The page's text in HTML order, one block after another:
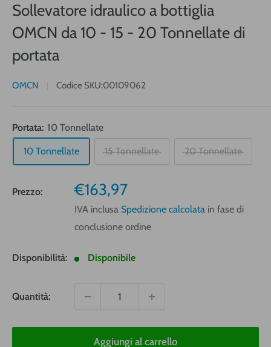
Sollevatore idraulico a bottiglia
OMCN da 10 - 15 - 20 Tonnellate di
portata
OMCN Codice SKU:00109062
Portata: 10 Tonnellate
10 Tonnellate 15 Tonnellate 20 Tonnellate
Prezzo:
Prezzo
vendita
€163,97
IVA inclusa Spedizione calcolata in fase di
conclusione ordine
Disponibilità: Disponibile
Quantità:
Aggiungi al carrello